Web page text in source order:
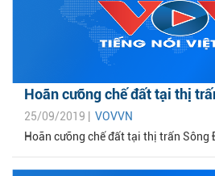
Hoãn cưỡng chế đất tại thị
25/09/2019 | VOVVN
Hoãn cưỡng chế đất tại thị trấn Sông